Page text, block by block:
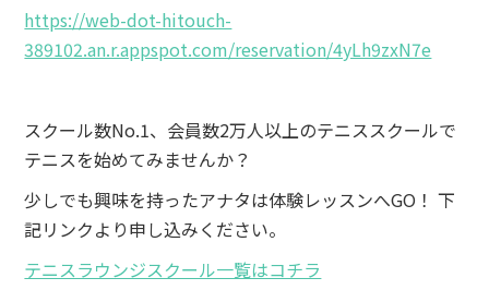
https://web-dot-hitouch-
389102.an.r.appspot.com/reservation/4yLh9zxN7e
スクール数No.1、会員数2万人以上のテニススクールで
テニスを始めてみませんか？
少しでも興味を持ったアナタは体験レッスンへGO！ 下
記リンクより申し込みください。
テニスラウンジスクール一覧はコチラ